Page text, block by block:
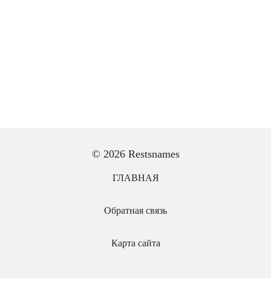
© 2026 Restsnames
ГЛАВНАЯ
Обратная связь
Карта сайта